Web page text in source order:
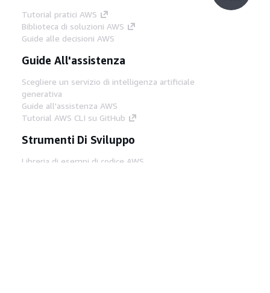
Tutorial pratici AWS
Biblioteca di soluzioni AWS
Guide alle decisioni AWS
Guide All'assistenza
Scegliere un servizio di intelligenza artificiale
generativa
Guide all'assistenza AWS
Tutorial AWS CLI su GitHub
Strumenti Di Sviluppo
Libreria di esempi di codice AWS